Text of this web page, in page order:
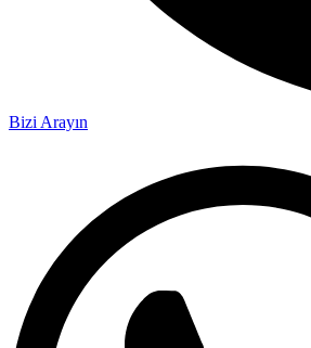
Bizi Arayın